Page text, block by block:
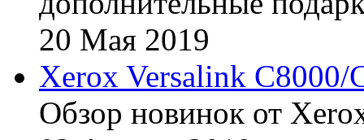
20 Мая 2019
Xerox Versalink C8000/
Обзор новинок от